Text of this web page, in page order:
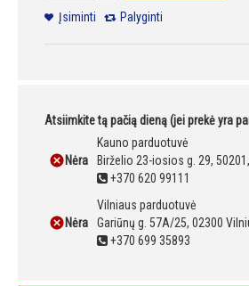
Įsiminti Palyginti
Atsiimkite tą pačią dieną (jei prekė yra
Nėra
Kauno parduotuvė
Birželio 23-iosios g. 29,
+370 620 99111
Nėra
Vilniaus parduotuvė
Gariūnų g. 57A/25, 02300
+370 699 35893